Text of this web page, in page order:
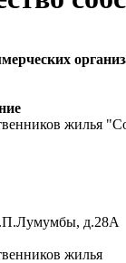
жилья
д.28А
жилья